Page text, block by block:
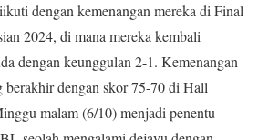
dengan kemenangan mereka di Final
2024, di mana mereka kembali
dengan keunggulan 2-1. Kemenangan
berakhir dengan skor 75-70 di Hall
malam (6/10) menjadi penentu